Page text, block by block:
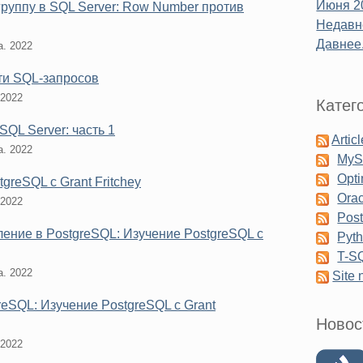
в SQL Server: Row Number против
2022
SQL-запросов
Server: часть 1
2022
с Grant Fritchey
в PostgreSQL: Изучение PostgreSQL с
2022
Изучение PostgreSQL с Grant
Июня
T-
Site